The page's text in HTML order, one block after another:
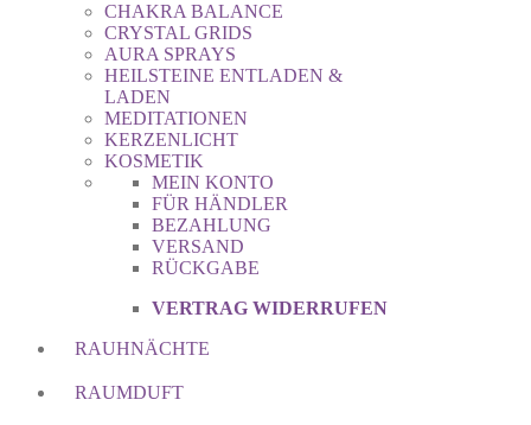
CHAKRA BALANCE
CRYSTAL GRIDS
AURA SPRAYS
HEILSTEINE ENTLADEN &
LADEN
MEDITATIONEN
KERZENLICHT
KOSMETIK
MEIN KONTO
FÜR HÄNDLER
BEZAHLUNG
VERSAND
RÜCKGABE
VERTRAG WIDERRUFEN
RAUHNÄCHTE
RAUMDUFT